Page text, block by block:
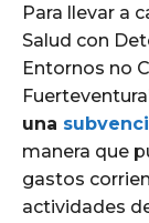
Para llevar a
Salud con
Entornos no
una
manera que
gastos
actividades